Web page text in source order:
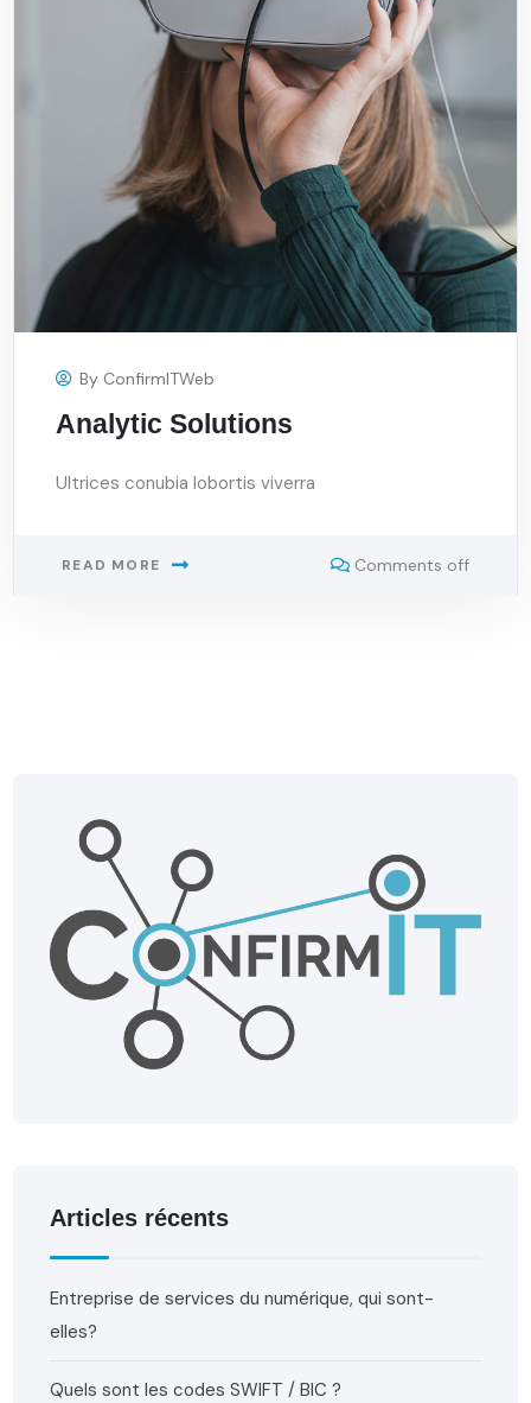
By ConfirmITWeb
Analytic Solutions
Ultrices conubia lobortis viverra
READ MORE Comments off
Articles récents
Entreprise de services du numérique, qui sont-
elles?
Quels sont les codes SWIFT / BIC ?